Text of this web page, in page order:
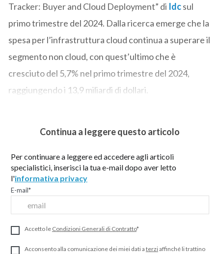
Tracker: Buyer and Cloud Deployment” di Idcsul
primo trimestre del 2024. Dalla ricerca emerge che la
spesa per l’infrastruttura cloud continua a superare il
segmento non cloud, con quest’ultimo che è
cresciuto del 5,7% nel primo trimestre del 2024,
raggiungendo i 13,9 miliardi di dollari.
Continua a leggere questo articolo
Per continuare a leggere ed accedere agli articoli
specialistici, inserisci la tua e-mail dopo aver letto
l'informativa privacy
E-mail*
Accetto le Condizioni Generali di Contratto*
Acconsento alla comunicazione dei miei dati a terziaffinché li trattino